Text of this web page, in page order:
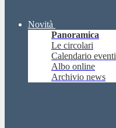
Novità
Panoramica
Le circolari
Calendario eventi
Albo online
Archivio news